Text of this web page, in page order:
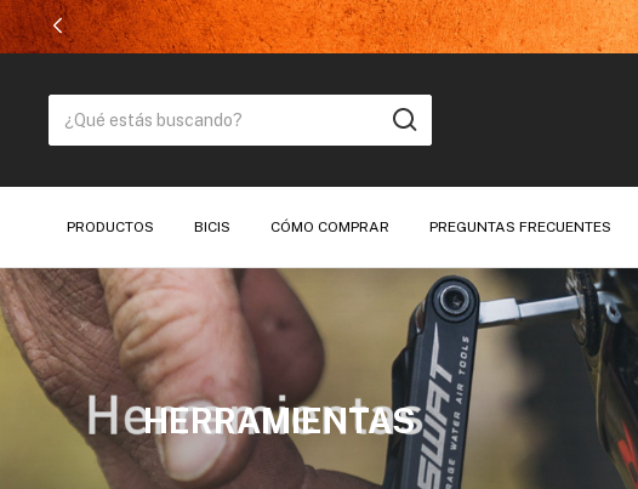
PRODUCTOS BICIS CÓMO COMPRAR PREGUNTAS FRECUENTES
HERRAMIENTAS